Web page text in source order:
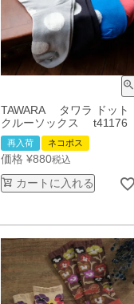
TAWARA タワラ ドット
クルーソックス t41176
再入荷 ネコポス
価格 ¥880税込
カートに入れる